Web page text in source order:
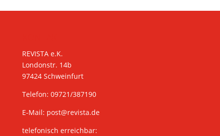
REVISTA e.K.
Londonstr. 14b
97424 Schweinfurt
Telefon: 09721/387190
E-Mail: post@revista.de
telefonisch erreichbar: